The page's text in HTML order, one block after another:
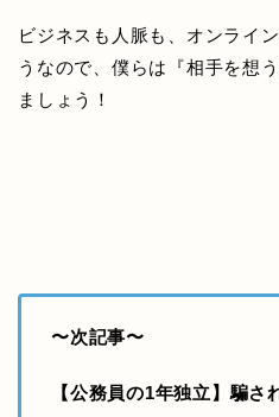
ビジネスも人脈も、オンライ
うなので、僕らは『相手を想
ましょう！
〜次記事〜
【公務員の1年独立】騙さ